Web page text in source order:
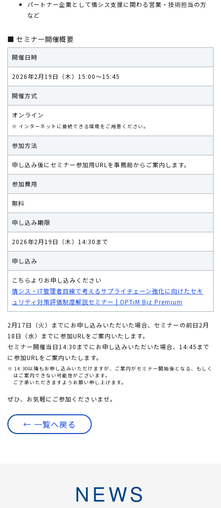
パートナー企業として情シス支援に関わる営業・技術担当の方
など
■ セミナー開催概要
開催日時
2026年2月19日（木）15:00～15:45
開催方式
オンライン
※ インターネットに接続できる環境をご用意ください。
参加方法
申し込み後にセミナー参加用URLを事務局からご案内します。
参加費用
無料
申し込み期限
2026年2月19日（木）14:30まで
申し込み
こちらよりお申し込みください
情シス・IT管理者目線で考えるサプライチェーン強化に向けたセキ
ュリティ対策評価制度解説セミナー | OPTiM Biz Premium
2月17日（火）までにお申し込みいただいた場合、セミナーの前日2月
18日（水）までに参加URLをご案内いたします。
セミナー開催当日14:30までにお申し込みいただいた場合、14:45まで
に参加URLをご案内いたします。
※ 14:30以降もお申し込みいただけますが、ご案内がセミナー開始後となる、もしく
はご案内できない可能性がございます。
ご了承いただきますようお願い申し上げます。
ぜひ、お気軽にご参加くださいませ。
← 一覧へ戻る
NEWS